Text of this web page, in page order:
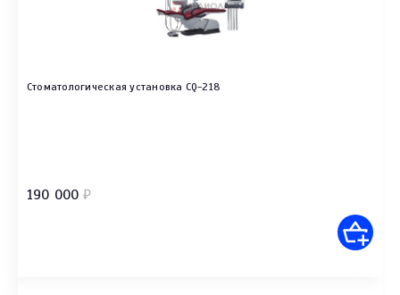
Стоматологическая установка CQ-218
190 000 ₽